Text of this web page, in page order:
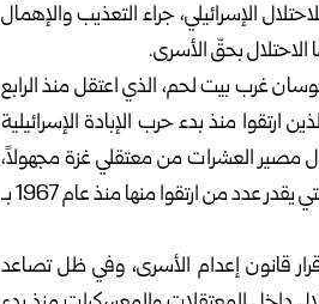
الإسرائيلي، جراء التعذيب والإهمال
بحقّ الأسرى.
عبد الرحمن البساتين (21 عاماً)، من بلدة حوسان غرب بيت لحم، الذي اعتقل منذ الرابع
منذ بدء حرب الإبادة الإسرائيلية
2023 إلى أكثر من “100” أسير، فيما لا يزال مصير العشرات من معتقلي غزة مجهولاً،
مبينةً أن هذه المرحلة تشكل الأكثر دموية في تاريخ الحركة الفلسطينية الأسيرة، التي يقدر عدد من ارتقوا منها منذ عام 1967 بـ
قانون إعدام الأسرى، وفي ظل تصاعد